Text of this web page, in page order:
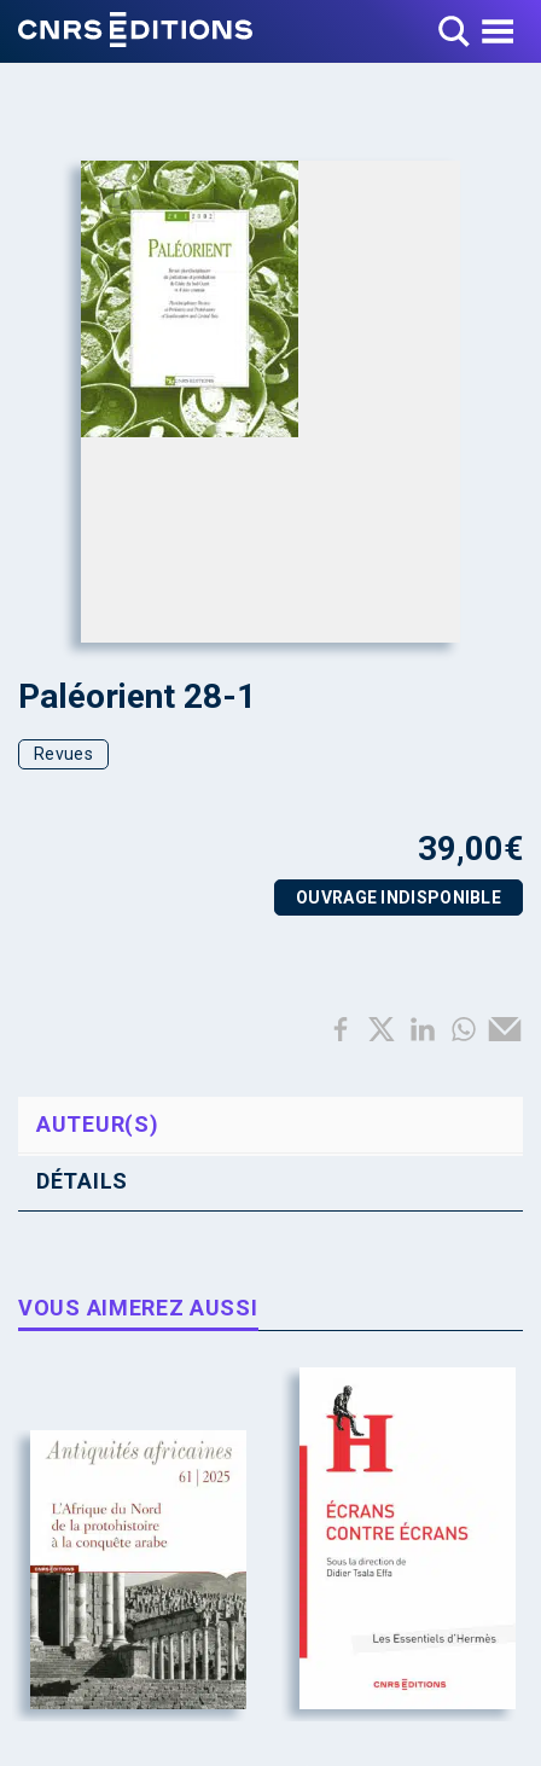
Toggle Menu
+
Paléorient 28-1
Revues
39,00€
OUVRAGE INDISPONIBLE
AUTEUR(S)
DÉTAILS
VOUS AIMEREZ AUSSI